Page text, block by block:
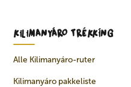
KILIMANYÁRO TRÉKKÍNG
Alle Kilimanyáro-ruter
Kilimanyáro pakkeliste